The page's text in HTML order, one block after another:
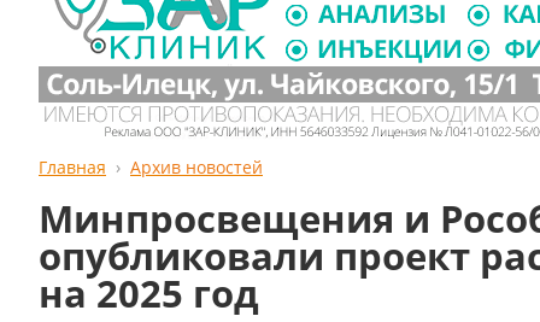
Главная Архив новостей
Минпросвещения и
опубликовали проект
на 2025 год